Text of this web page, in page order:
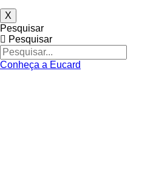
X
Pesquisar
Pesquisar
Conheça a Eucard